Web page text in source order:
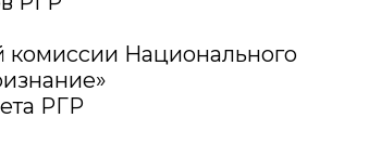
Национального
РГР